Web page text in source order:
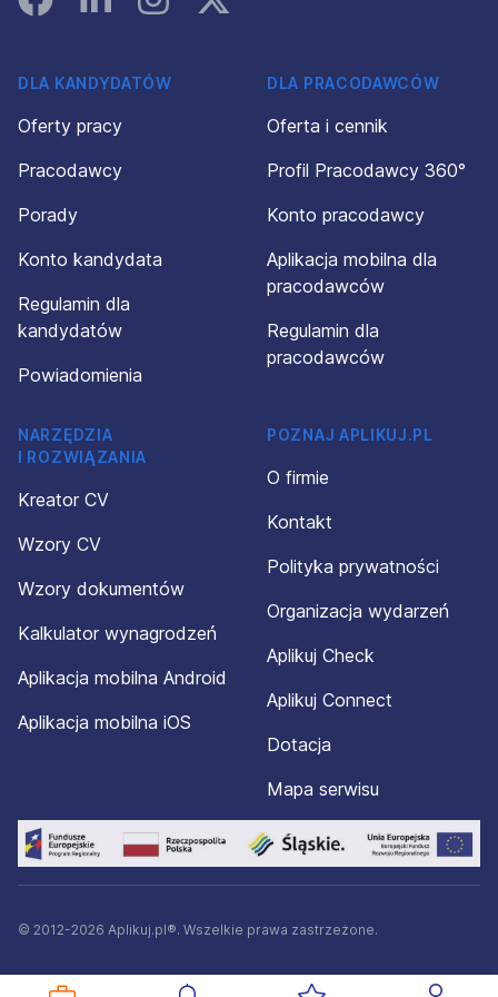
DLA KANDYDATÓW
Oferty pracy
Pracodawcy
Porady
Konto kandydata
Regulamin dla
kandydatów
Powiadomienia
DLA PRACODAWCÓW
Oferta i cennik
Profil Pracodawcy 360°
Konto pracodawcy
Aplikacja mobilna dla
pracodawców
Regulamin dla
pracodawców
NARZĘDZIA
I ROZWIĄZANIA
Kreator CV
Wzory CV
Wzory dokumentów
Kalkulator wynagrodzeń
Aplikacja mobilna Android
Aplikacja mobilna iOS
POZNAJ APLIKUJ.PL
O firmie
Kontakt
Polityka prywatności
Organizacja wydarzeń
Aplikuj Check
Aplikuj Connect
Dotacja
Mapa serwisu
© 2012-2026 Aplikuj.pl®. Wszelkie prawa zastrzeżone.